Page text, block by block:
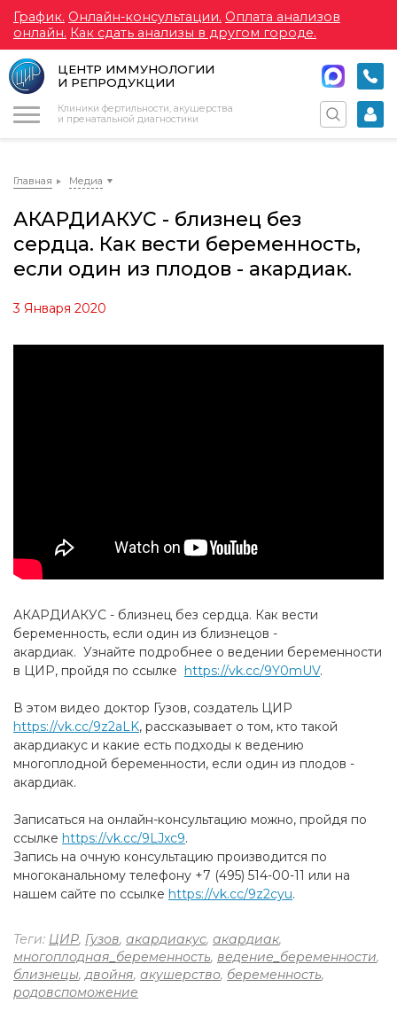
График. Онлайн-консультации. Оплата анализов
онлайн. Как сдать анализы в другом городе.
ЦЕНТР ИММУНОЛОГИИ
И РЕПРОДУКЦИИ
Клиники фертильности, акушерства
и пренатальной диагностики
Главная Медиа
АКАРДИАКУС - близнец без
сердца. Как вести беременность,
если один из плодов - акардиак.
3 Января 2020
АКАРДИАКУС - близнец без сердца. Как вести
беременность, если один из близнецов -
акардиак. Узнайте подробнее о ведении беременности
в ЦИР, пройдя по ссылке https://vk.cc/9Y0mUV.
В этом видео доктор Гузов, создатель ЦИР
https://vk.cc/9z2aLK, рассказывает о том, кто такой
акардиакус и какие есть подходы к ведению
многоплодной беременности, если один из плодов -
акардиак.
Записаться на онлайн-консультацию можно, пройдя по
ссылке https://vk.cc/9LJxc9.
Запись на очную консультацию производится по
многоканальному телефону +7 (495) 514-00-11 или на
нашем сайте по ссылке https://vk.cc/9z2cyu.
Теги: ЦИР, Гузов, акардиакус, акардиак,
многоплодная_беременность, ведение_беременности,
близнецы,двойня, акушерство, беременность,
родовспоможение